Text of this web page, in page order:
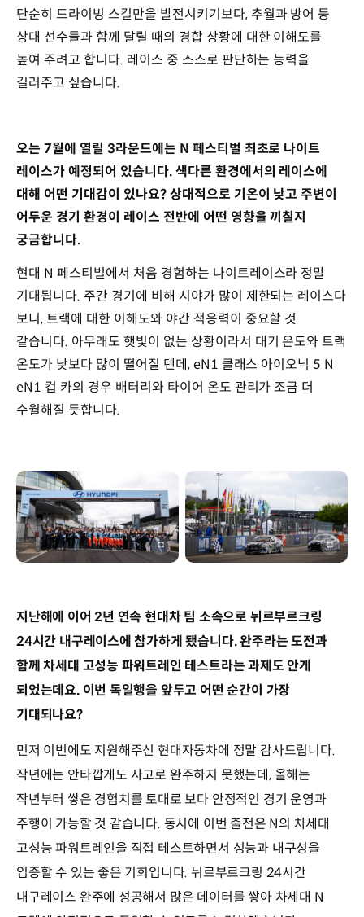
단순히 드라이빙 스킬만을 발전시키기보다, 추월과 방어 등
상대 선수들과 함께 달릴 때의 경합 상황에 대한 이해도를
높여 주려고 합니다. 레이스 중 스스로 판단하는 능력을
길러주고 싶습니다.
오는 7월에 열릴 3라운드에는 N 페스티벌 최초로 나이트
레이스가 예정되어 있습니다. 색다른 환경에서의 레이스에
대해 어떤 기대감이 있나요? 상대적으로 기온이 낮고 주변이
어두운 경기 환경이 레이스 전반에 어떤 영향을 끼칠지
궁금합니다.
현대 N 페스티벌에서 처음 경험하는 나이트레이스라 정말
기대됩니다. 주간 경기에 비해 시야가 많이 제한되는 레이스다
보니, 트랙에 대한 이해도와 야간 적응력이 중요할 것
같습니다. 아무래도 햇빛이 없는 상황이라서 대기 온도와 트랙
온도가 낮보다 많이 떨어질 텐데, eN1 클래스 아이오닉 5 N
eN1 컵 카의 경우 배터리와 타이어 온도 관리가 조금 더
수월해질 듯합니다.
이미지
이미지
지난해에 이어 2년 연속 현대차 팀 소속으로 뉘르부르크링
24시간 내구레이스에 참가하게 됐습니다. 완주라는 도전과
함께 차세대 고성능 파워트레인 테스트라는 과제도 안게
되었는데요. 이번 독일행을 앞두고 어떤 순간이 가장
기대되나요?
먼저 이번에도 지원해주신 현대자동차에 정말 감사드립니다.
작년에는 안타깝게도 사고로 완주하지 못했는데, 올해는
작년부터 쌓은 경험치를 토대로 보다 안정적인 경기 운영과
주행이 가능할 것 같습니다. 동시에 이번 출전은 N의 차세대
고성능 파워트레인을 직접 테스트하면서 성능과 내구성을
입증할 수 있는 좋은 기회입니다. 뉘르부르크링 24시간
내구레이스 완주에 성공해서 많은 데이터를 쌓아 차세대 N